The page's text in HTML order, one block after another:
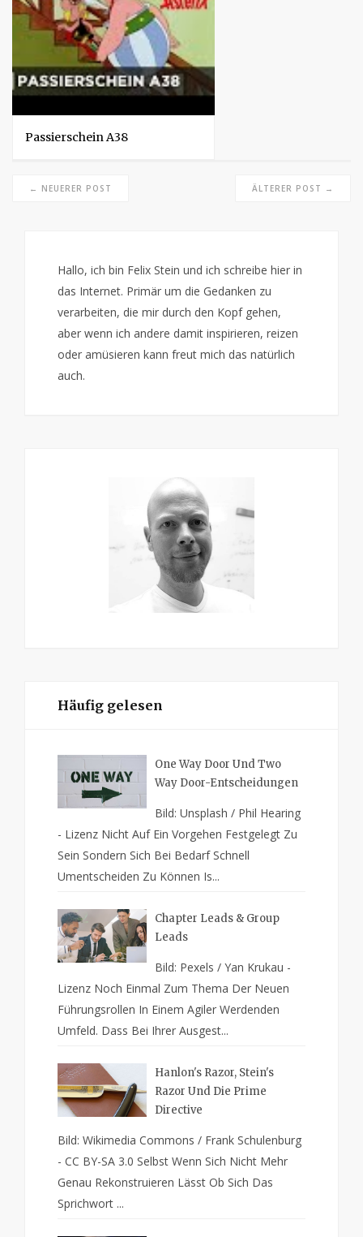
Passierschein A38
← NEUERER POST ÄLTERER POST →
Hallo, ich bin Felix Stein und ich schreibe hier in
das Internet. Primär um die Gedanken zu
verarbeiten, die mir durch den Kopf gehen,
aber wenn ich andere damit inspirieren, reizen
oder amüsieren kann freut mich das natürlich
auch.
Häufig gelesen
One Way Door Und Two
Way Door-Entscheidungen
Bild: Unsplash / Phil Hearing
- Lizenz Nicht Auf Ein Vorgehen Festgelegt Zu
Sein Sondern Sich Bei Bedarf Schnell
Umentscheiden Zu Können Is...
Chapter Leads & Group
Leads
Bild: Pexels / Yan Krukau -
Lizenz Noch Einmal Zum Thema Der Neuen
Führungsrollen In Einem Agiler Werdenden
Umfeld. Dass Bei Ihrer Ausgest...
Hanlon's Razor, Stein's
Razor Und Die Prime
Directive
Bild: Wikimedia Commons / Frank Schulenburg
- CC BY-SA 3.0 Selbst Wenn Sich Nicht Mehr
Genau Rekonstruieren Lässt Ob Sich Das
Sprichwort ...